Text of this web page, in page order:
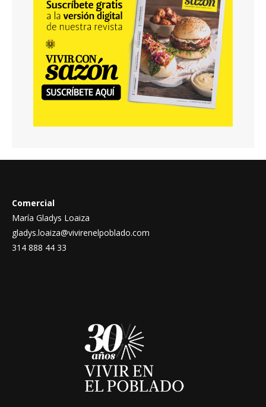
Comercial
María Gladys Loaiza
gladys.loaiza@vivirenelpoblado.com
314 888 44 33